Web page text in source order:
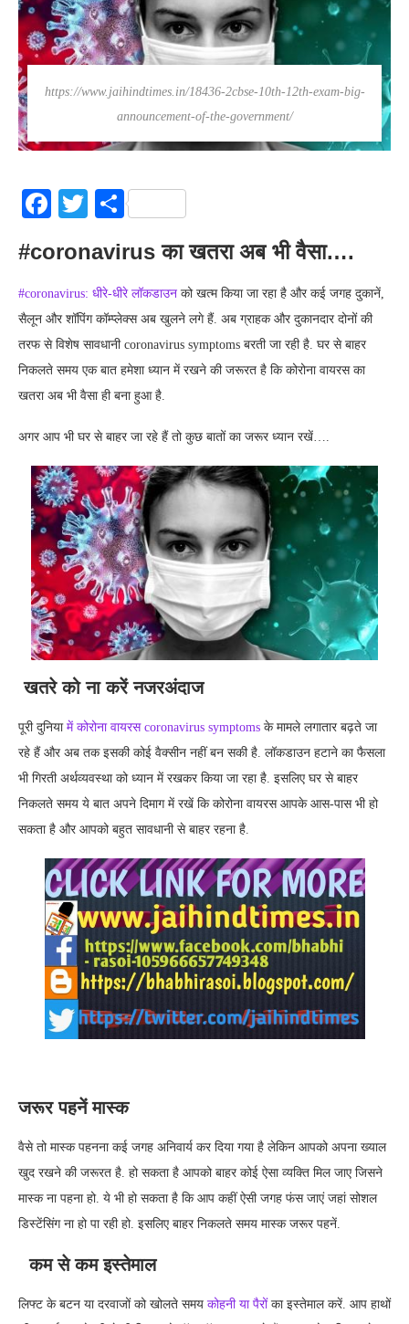
https://www.jaihindtimes.in/18436-2cbse-10th-12th-exam-big-
announcement-of-the-government/
Facebook
TwitterShare
#coronavirus का खतरा अब भी वैसा….
#coronavirus: धीरे-धीरे लॉकडाउन को खत्म किया जा रहा है और कई जगह दुकानें,
सैलून और शॉपिंग कॉम्प्लेक्स अब खुलने लगे हैं. अब ग्राहक और दुकानदार दोनों की
तरफ से विशेष सावधानी coronavirus symptoms बरती जा रही है. घर से बाहर
निकलते समय एक बात हमेशा ध्यान में रखने की जरूरत है कि कोरोना वायरस का
खतरा अब भी वैसा ही बना हुआ है.
अगर आप भी घर से बाहर जा रहे हैं तो कुछ बातों का जरूर ध्यान रखें….
खतरे को ना करें नजरअंदाज
पूरी दुनिया में कोरोना वायरस coronavirus symptoms के मामले लगातार बढ़ते जा
रहे हैं और अब तक इसकी कोई वैक्सीन नहीं बन सकी है. लॉकडाउन हटाने का फैसला
भी गिरती अर्थव्यवस्था को ध्यान में रखकर किया जा रहा है. इसलिए घर से बाहर
निकलते समय ये बात अपने दिमाग में रखें कि कोरोना वायरस आपके आस-पास भी हो
सकता है और आपको बहुत सावधानी से बाहर रहना है.
जरूर पहनें मास्क
वैसे तो मास्क पहनना कई जगह अनिवार्य कर दिया गया है लेकिन आपको अपना ख्याल
खुद रखने की जरूरत है. हो सकता है आपको बाहर कोई ऐसा व्यक्ति मिल जाए जिसने
मास्क ना पहना हो. ये भी हो सकता है कि आप कहीं ऐसी जगह फंस जाएं जहां सोशल
डिस्टेंसिंग ना हो पा रही हो. इसलिए बाहर निकलते समय मास्क जरूर पहनें.
कम से कम इस्तेमाल
लिफ्ट के बटन या दरवाजों को खोलते समय कोहनी या पैरोंका इस्तेमाल करें. आप हाथों